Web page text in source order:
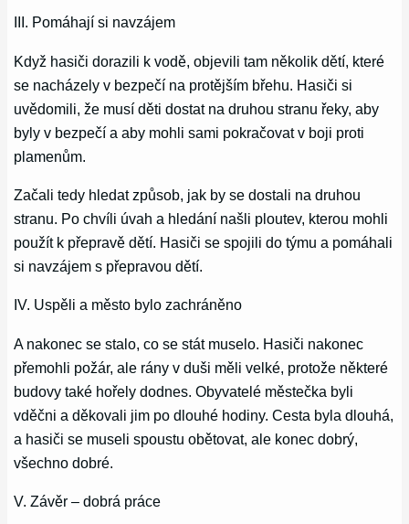
III. Pomáhají si navzájem
Když hasiči dorazili k vodě, objevili tam několik dětí, které
se nacházely v bezpečí na protějším břehu. Hasiči si
uvědomili, že musí děti dostat na druhou stranu řeky, aby
byly v bezpečí a aby mohli sami pokračovat v boji proti
plamenům.
Začali tedy hledat způsob, jak by se dostali na druhou
stranu. Po chvíli úvah a hledání našli ploutev, kterou mohli
použít k přepravě dětí. Hasiči se spojili do týmu a pomáhali
si navzájem s přepravou dětí.
IV. Uspěli a město bylo zachráněno
A nakonec se stalo, co se stát muselo. Hasiči nakonec
přemohli požár, ale rány v duši měli velké, protože některé
budovy také hořely dodnes. Obyvatelé městečka byli
vděčni a děkovali jim po dlouhé hodiny. Cesta byla dlouhá,
a hasiči se museli spoustu obětovat, ale konec dobrý,
všechno dobré.
V. Závěr – dobrá práce